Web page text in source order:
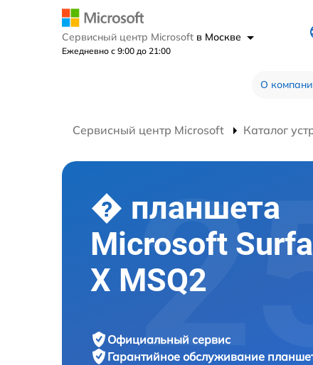
Сервисный центр Microsoft в Москве
Ежедневно с 9:00 до 21:00
О
Сервисный центр Microsoft Каталог
� планшета
Microsoft
X MSQ2
Официальный сервис
Гарантийное обслуживание